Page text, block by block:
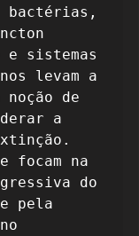
bactérias,
e sistemas
levam a
de
a
focam na
do
pela